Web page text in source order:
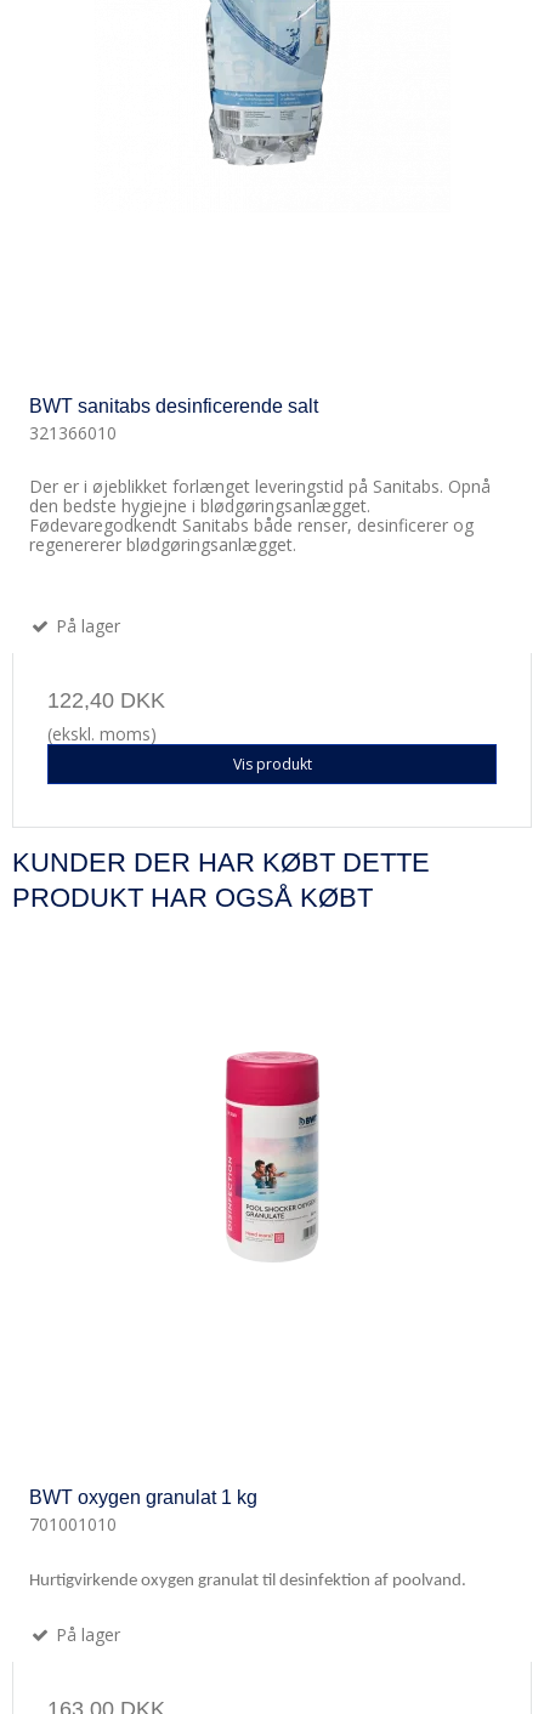
BWT sanitabs desinficerende salt
321366010
Der er i øjeblikket forlænget leveringstid på Sanitabs. Opnå
den bedste hygiejne i blødgøringsanlægget.
Fødevaregodkendt Sanitabs både renser, desinficerer og
regenererer blødgøringsanlægget.
På lager
122,40 DKK
(ekskl. moms)
Vis produkt
KUNDER DER HAR KØBT DETTE
PRODUKT HAR OGSÅ KØBT
BWT oxygen granulat 1 kg
701001010
Hurtigvirkende oxygen granulat til desinfektion af poolvand.
På lager
163,00 DKK